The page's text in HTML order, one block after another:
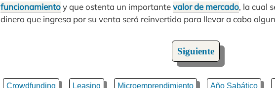
funcionamientoy que ostenta un importantevalor de mercado, la cual
dinero que ingresa por su venta será reinvertido para llevar a cabo
Siguiente
Crowdfunding Leasing Microemprendimiento Año Sabático